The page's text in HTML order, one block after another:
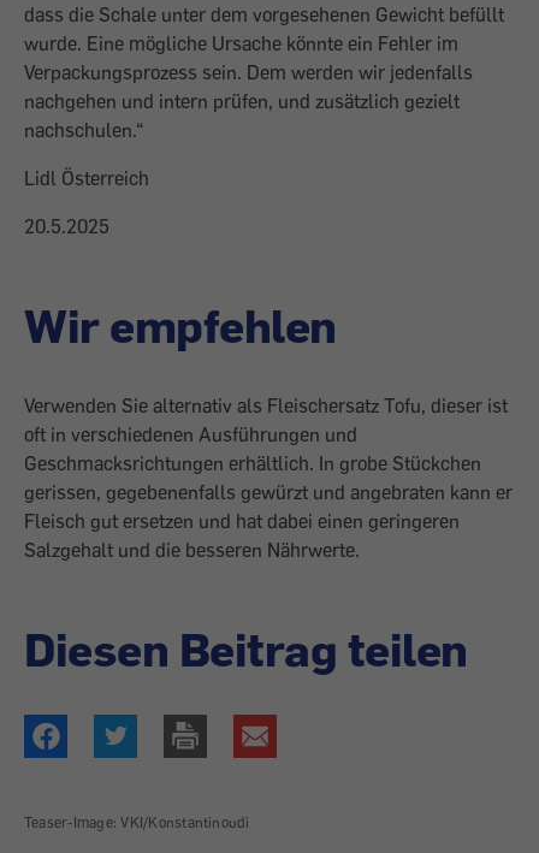
dass die Schale unter dem vorgesehenen Gewicht befüllt
wurde. Eine mögliche Ursache könnte ein Fehler im
Verpackungsprozess sein. Dem werden wir jedenfalls
nachgehen und intern prüfen, und zusätzlich gezielt
nachschulen.“
Lidl Österreich
20.5.2025
Wir empfehlen
Verwenden Sie alternativ als Fleischersatz Tofu, dieser ist
oft in verschiedenen Ausführungen und
Geschmacksrichtungen erhältlich. In grobe Stückchen
gerissen, gegebenenfalls gewürzt und angebraten kann er
Fleisch gut ersetzen und hat dabei einen geringeren
Salzgehalt und die besseren Nährwerte.
Diesen Beitrag teilen
Teaser-Image: VKI/Konstantinoudi